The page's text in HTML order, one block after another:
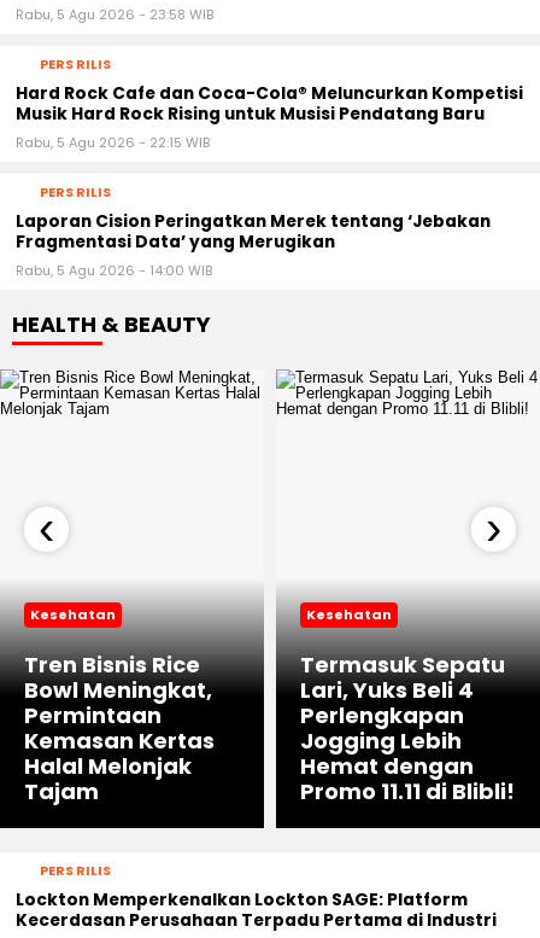
Rabu, 5 Agu 2026 - 23:58 WIB
PERS RILIS
Hard Rock Cafe dan Coca-Cola® Meluncurkan Kompetisi
Musik Hard Rock Rising untuk Musisi Pendatang Baru
Rabu, 5 Agu 2026 - 22:15 WIB
PERS RILIS
Laporan Cision Peringatkan Merek tentang ‘Jebakan
Fragmentasi Data’ yang Merugikan
Rabu, 5 Agu 2026 - 14:00 WIB
HEALTH & BEAUTY
Kesehatan
Tren Bisnis Rice
Bowl Meningkat,
Permintaan
Kemasan Kertas
Halal Melonjak
Tajam
Kesehatan
Termasuk Sepatu
Lari, Yuks Beli 4
Perlengkapan
Jogging Lebih
Hemat dengan
Promo 11.11 di Blibli!
‹ ›
PERS RILIS
Lockton Memperkenalkan Lockton SAGE: Platform
Kecerdasan Perusahaan Terpadu Pertama di Industri